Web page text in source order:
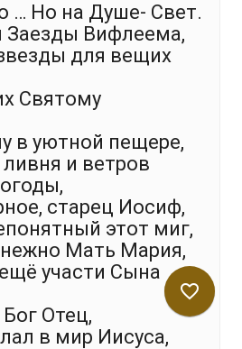
… Но на Душе- Свет.
Заезды Вифлеема,
для вещих
Святому
в уютной пещере,
и ветров
старец Иосиф,
этот миг,
Мать Мария,
участи Сына
Отец,
в мир Иисуса,
favorite_border